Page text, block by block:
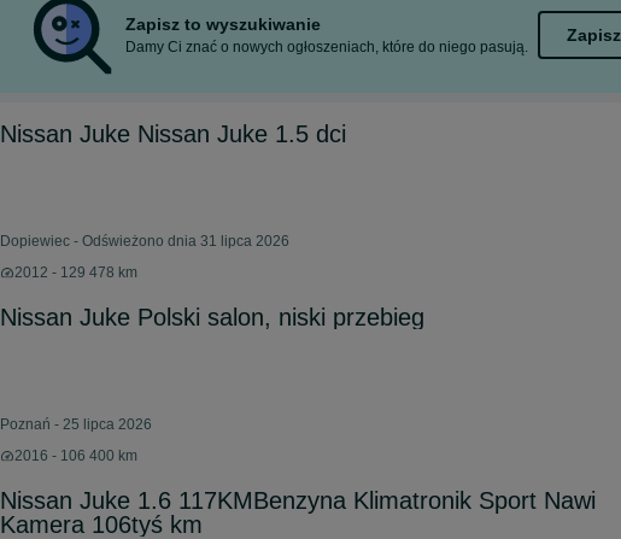
Zapisz to wyszukiwanie
Damy Ci znać o nowych ogłoszeniach, które do niego pasują.
Zapisz
Nissan Juke Nissan Juke 1.5 dci
Dopiewiec - Odświeżono dnia 31 lipca 2026
2012 - 129 478 km
Nissan Juke Polski salon, niski przebieg
Poznań - 25 lipca 2026
2016 - 106 400 km
Nissan Juke 1.6 117KMBenzyna Klimatronik Sport Nawi
Kamera 106tyś km